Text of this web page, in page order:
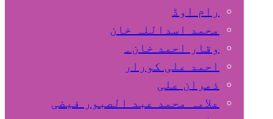
رام اوڈ
محمد اسداللہ خان
وقار احمد خان۔
احمد علی کورار
ذمران علی
علامہ محمد عبد الصبور فیضی